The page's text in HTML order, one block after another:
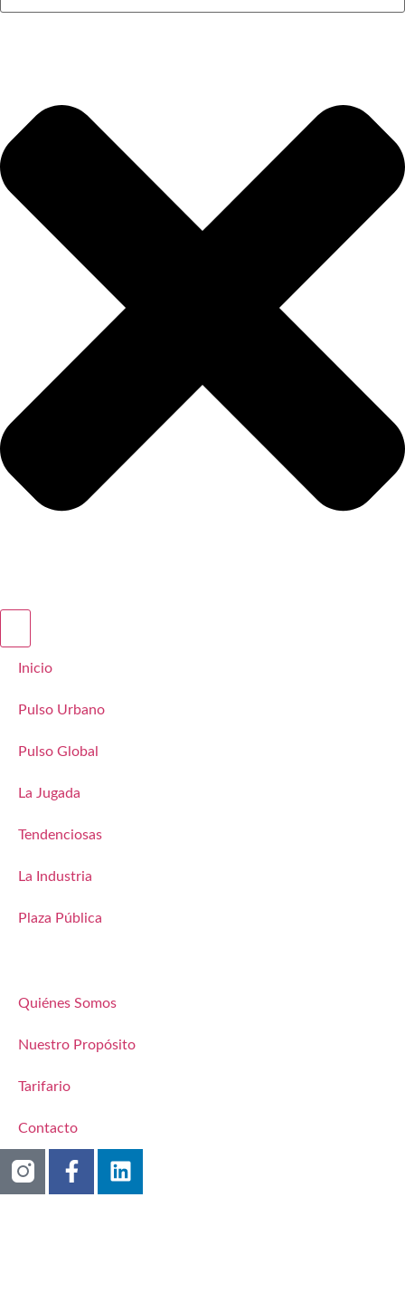
Inicio
Pulso Urbano
Pulso Global
La Jugada
Tendenciosas
La Industria
Plaza Pública
Quiénes Somos
Nuestro Propósito
Tarifario
Contacto